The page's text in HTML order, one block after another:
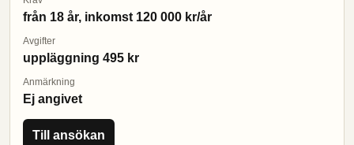
från 18 år, inkomst 120 000 kr/år
Avgifter
uppläggning 495 kr
Anmärkning
Ej angivet
Till ansökan